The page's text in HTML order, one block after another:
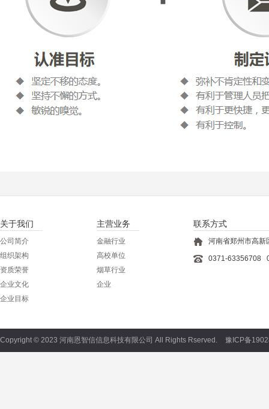
关于我们
公司简介
组织架构
资质荣誉
企业文化
企业目标
主营业务
金融行业
高校单位
烟草行业
企业
联系方式
河南省郑州市高
0371-63356708
Copyright © 2023 河南恩智信信息科技有限公司 All Rights Rserved. 豫ICP备